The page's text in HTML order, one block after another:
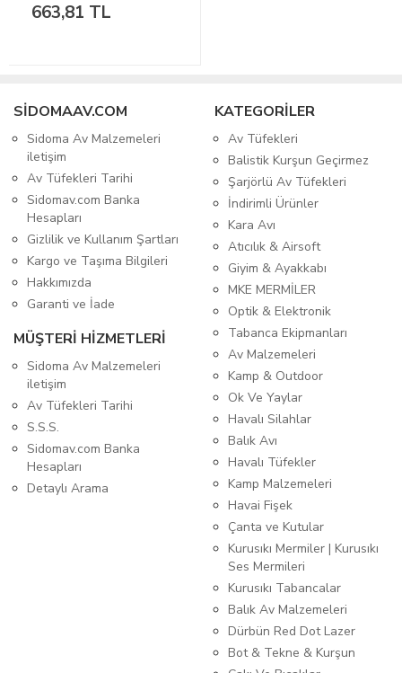
663,81 TL
SIDOMAAV.COM
Sidoma Av Malzemeleri
iletişim
Av Tüfekleri Tarihi
Sidomav.com Banka
Hesapları
Gizlilik ve Kullanım Şartları
Kargo ve Taşıma Bilgileri
Hakkımızda
Garanti ve İade
MÜŞTERİ HİZMETLERİ
Sidoma Av Malzemeleri
iletişim
Av Tüfekleri Tarihi
S.S.S.
Sidomav.com Banka
Hesapları
Detaylı Arama
KATEGORİLER
Av Tüfekleri
Balistik Kurşun Geçirmez
Şarjörlü Av Tüfekleri
İndirimli Ürünler
Kara Avı
Atıcılık & Airsoft
Giyim & Ayakkabı
MKE MERMİLER
Optik & Elektronik
Tabanca Ekipmanları
Av Malzemeleri
Kamp & Outdoor
Ok Ve Yaylar
Havalı Silahlar
Balık Avı
Havalı Tüfekler
Kamp Malzemeleri
Havai Fişek
Çanta ve Kutular
Kurusıkı Mermiler | Kurusıkı
Ses Mermileri
Kurusıkı Tabancalar
Balık Av Malzemeleri
Dürbün Red Dot Lazer
Bot & Tekne & Kurşun